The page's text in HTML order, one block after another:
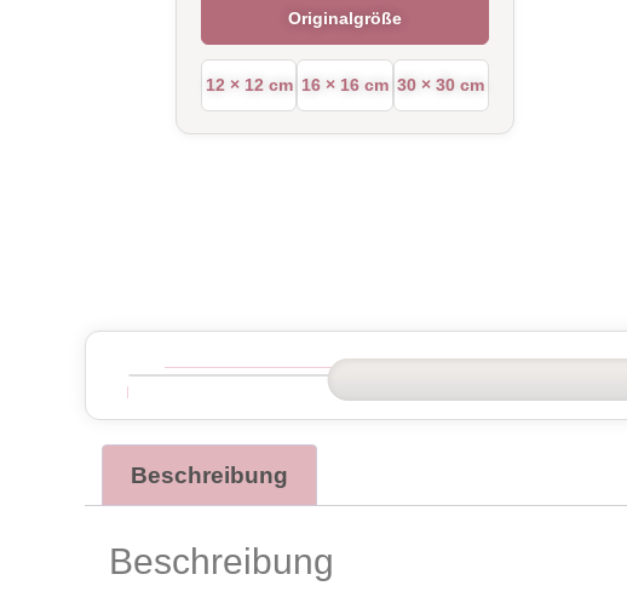
Originalgröße
12 × 12 cm 16 × 16 cm 30 × 30 cm
Beschreibung
Beschreibung